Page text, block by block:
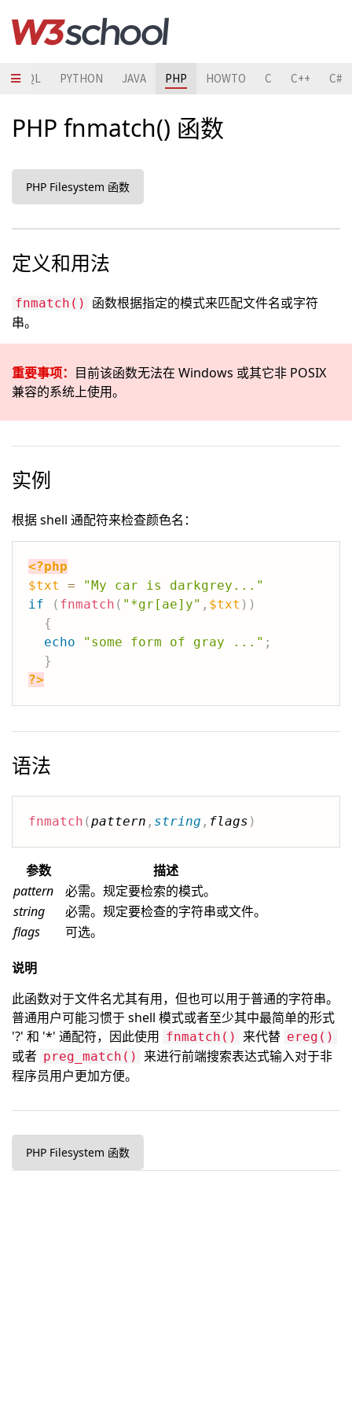
SQL PYTHON JAVA PHP HOWTO C C++ C#
PHP fnmatch() 函数
PHP Filesystem 函数
定义和用法
fnmatch()
函数根据指定的模式来匹配文件名或字符
串。
重要事项： 目前该函数无法在 Windows 或其它非 POSIX
兼容的系统上使用。
实例
根据 shell 通配符来检查颜色名：
<?php
$txt
=
"My car is darkgrey..."
if
( fnmatch ( "*gr[ae]y" , $txt ) )
{
echo
"some form of gray ..." ;
}
?>
语法
fnmatch (pattern , string , flags )
参数
描述
pattern
必需。规定要检索的模式。
string
必需。规定要检查的字符串或文件。
flags
可选。
说明
此函数对于文件名尤其有用，但也可以用于普通的字符串。
普通用户可能习惯于 shell 模式或者至少其中最简单的形式
'?' 和 '*' 通配符，因此使用 fnmatch() 来代替 ereg()
或者 preg_match()
来进行前端搜索表达式输入对于非
程序员用户更加方便。
PHP Filesystem 函数